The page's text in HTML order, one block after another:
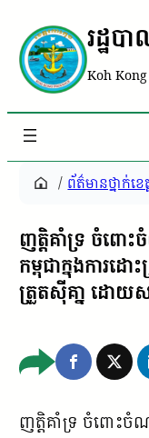
រដ្ឋប
Koh
/ ព័ត៌មានថ្នាក់ខេ
ញត្តិគាំទ្រ ចំពោះ
កម្ពុជាក្នុងការដ
ត្រួតស៊ីគា្ន ដោយស
ញត្តិគាំទ្រ ចំពោះចំណ